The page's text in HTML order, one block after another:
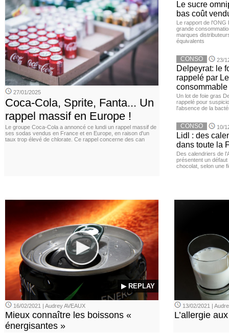
27/01/2025
Coca-Cola, Sprite, Fanta... Un
rappel massif en Europe !
Le groupe Coca-Cola a annoncé ce lundi un rappel massif de
ses sodas vendus en France et en Europe, en raison d'un
taux trop élevé de chlorate. Ce rappel concerne des can
Le sucre
bas coût
Le rapport de l'ONG
grande
marques
équivalents
CONSO 23/
Delpeyrat: le
rappelé par
consommable
Un lot de foie gras
rappelé pour
l'absence de la
CONSO 10/
Lidl : des
dans toute la
Des calendriers de
présentent un défaut
chocolat, selon une
▶ REPLAY
16/02/2021 | Audrey AVEAUX
Mieux connaître les boissons «
énergisantes »
13/02/2021 |
L’allergie